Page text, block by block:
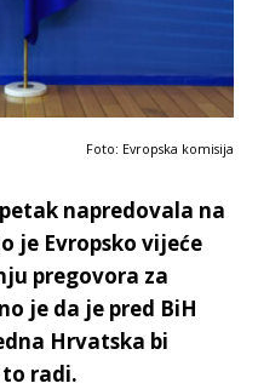
Foto: Evropska komisija
napredovala na
je Evropsko vijeće
pregovora za
je da je pred BiH
Hrvatska bi
radi.